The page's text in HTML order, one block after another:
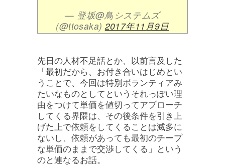
— 登坂@鳥システムズ
(@ttosaka) 2017年11月9日
先日の人材不足話とか、以前言及した
「最初だから、お付き合いはじめとい
うことで、今回は特別ボランティアみ
たいなものとしてというそれっぽい理
由をつけて単価を値切ってアプローチ
してくる界隈は、その後条件を引き上
げた上で依頼をしてくることは滅多に
ないし、依頼があっても最初のチープ
な単価のままで交渉してくる」という
のと連なるお話。